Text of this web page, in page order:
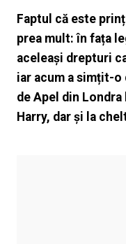
Faptul că este
prea mult: în fața
aceleași drepturi
iar acum a simțit-
de Apel din Londra
Harry, dar și la